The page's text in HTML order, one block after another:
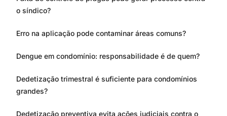
o síndico?
Erro na aplicação pode contaminar áreas comuns?
Dengue em condomínio: responsabilidade é de quem?
Dedetização trimestral é suficiente para condomínios
grandes?
Dedetização preventiva evita ações judiciais contra o